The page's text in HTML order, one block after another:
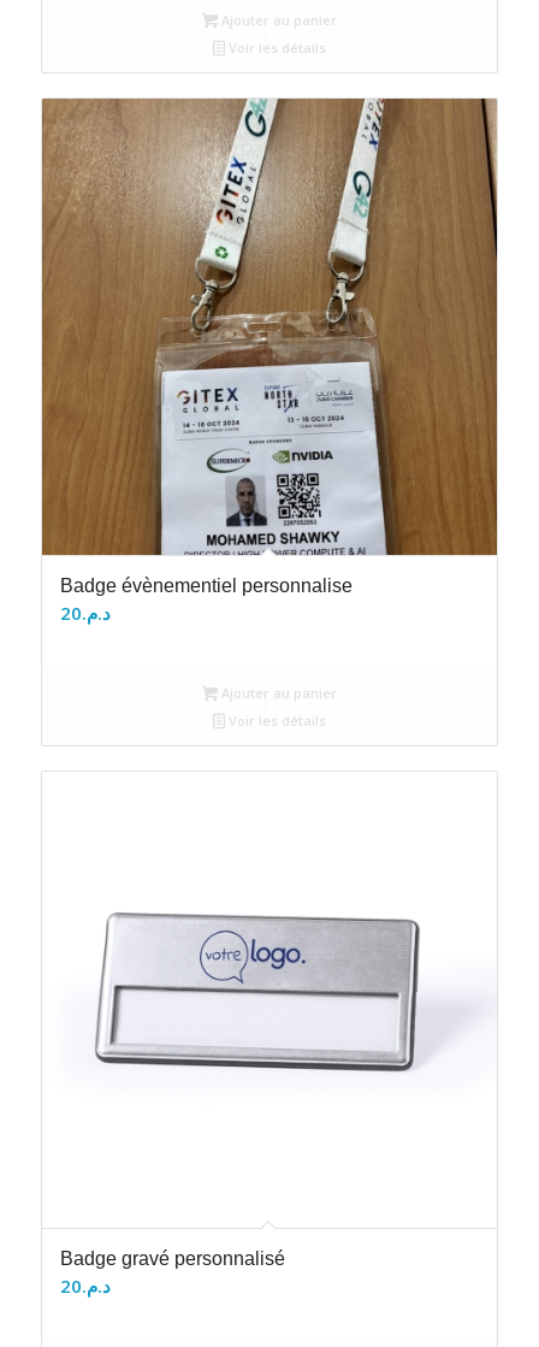
Ajouter au panier
Voir les détails
Badge évènementiel personnalise
د.م.20
Ajouter au panier
Voir les détails
Badge gravé personnalisé
د.م.20